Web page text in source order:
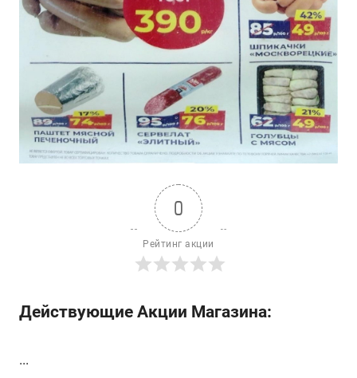
0
Рейтинг акции
Действующие Акции Магазина:
...